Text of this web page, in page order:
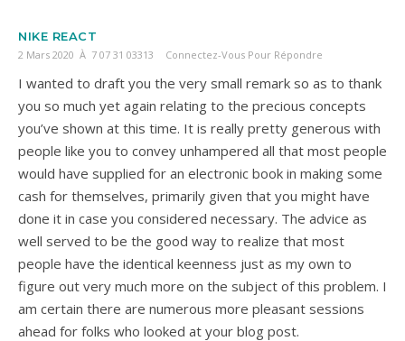
NIKE REACT
2 Mars 2020 À 7 07 31 03313 Connectez-Vous Pour Répondre
I wanted to draft you the very small remark so as to thank
you so much yet again relating to the precious concepts
you’ve shown at this time. It is really pretty generous with
people like you to convey unhampered all that most people
would have supplied for an electronic book in making some
cash for themselves, primarily given that you might have
done it in case you considered necessary. The advice as
well served to be the good way to realize that most
people have the identical keenness just as my own to
figure out very much more on the subject of this problem. I
am certain there are numerous more pleasant sessions
ahead for folks who looked at your blog post.